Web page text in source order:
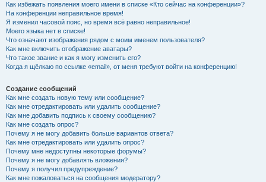
Как избежать появления моего имени в списке «Кто сейчас на конференции»?
На конференции неправильное время!
Я изменил часовой пояс, но время всё равно неправильное!
Моего языка нет в списке!
Что означают изображения рядом с моим именем пользователя?
Как мне включить отображение аватары?
Что такое звание и как я могу изменить его?
Когда я щёлкаю по ссылке «email», от меня требуют войти на конференцию!
Создание сообщений
Как мне создать новую тему или сообщение?
Как мне отредактировать или удалить сообщение?
Как мне добавить подпись к своему сообщению?
Как мне создать опрос?
Почему я не могу добавить больше вариантов ответа?
Как мне отредактировать или удалить опрос?
Почему мне недоступны некоторые форумы?
Почему я не могу добавлять вложения?
Почему я получил предупреждение?
Как мне пожаловаться на сообщения модератору?